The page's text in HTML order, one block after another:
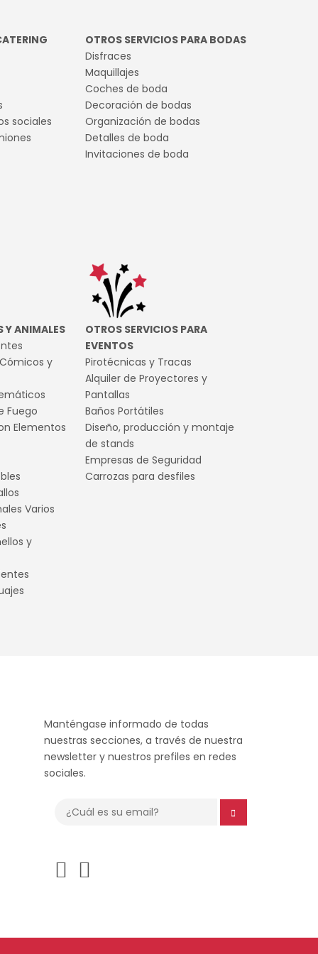
sociales
OTROS SERVICIOS PARA BODAS
Disfraces
Maquillajes
Coches de boda
Decoración de bodas
Organización de bodas
Detalles de boda
Invitaciones de boda
Y ANIMALES
y
Fuego
Elementos
Varios
y
OTROS SERVICIOS PARA
EVENTOS
Pirotécnicas y Tracas
Alquiler de Proyectores y
Pantallas
Baños Portátiles
Diseño, producción y montaje
de stands
Empresas de Seguridad
Carrozas para desfiles
Manténgase informado de todas
nuestras secciones, a través de nuestra
newsletter y nuestros prefiles en redes
sociales.